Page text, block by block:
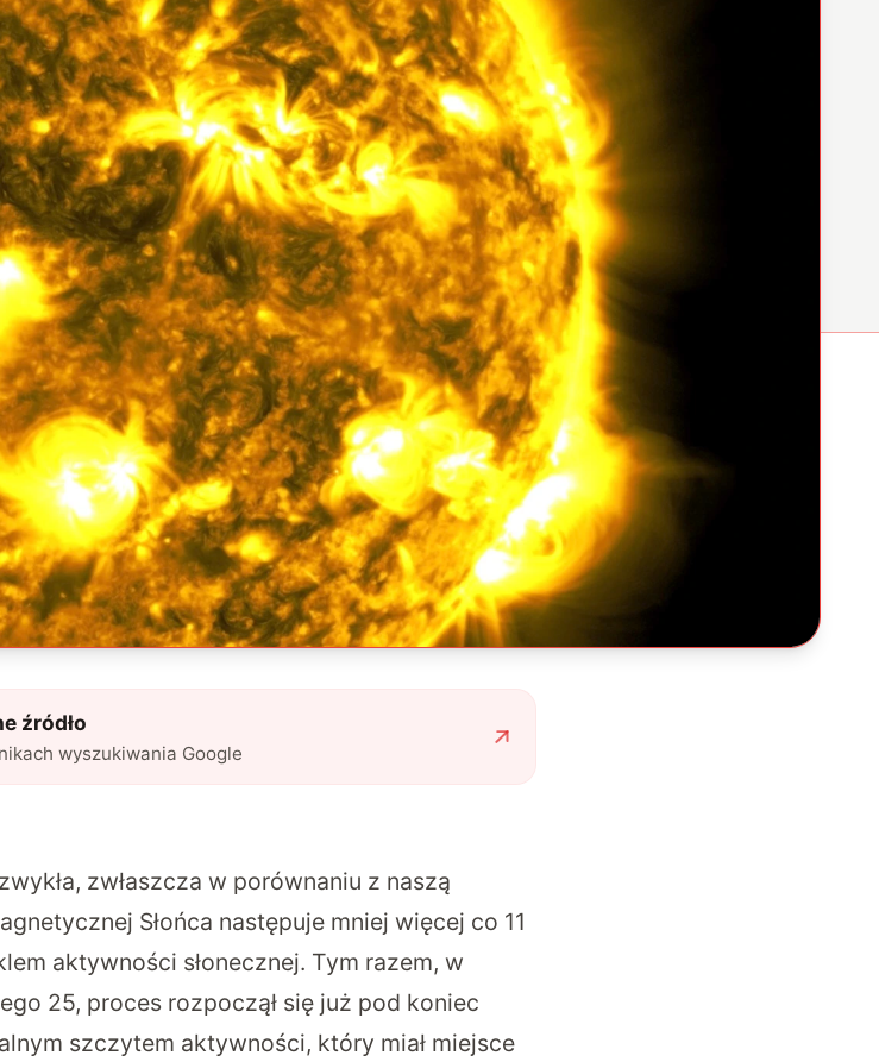
źródło
wyszukiwania Google
zwłaszcza w porównaniu z naszą
Słońca następuje mniej więcej co 11
aktywności słonecznej. Tym razem, w
25, proces rozpoczął się już pod koniec
szczytem aktywności, który miał miejsce